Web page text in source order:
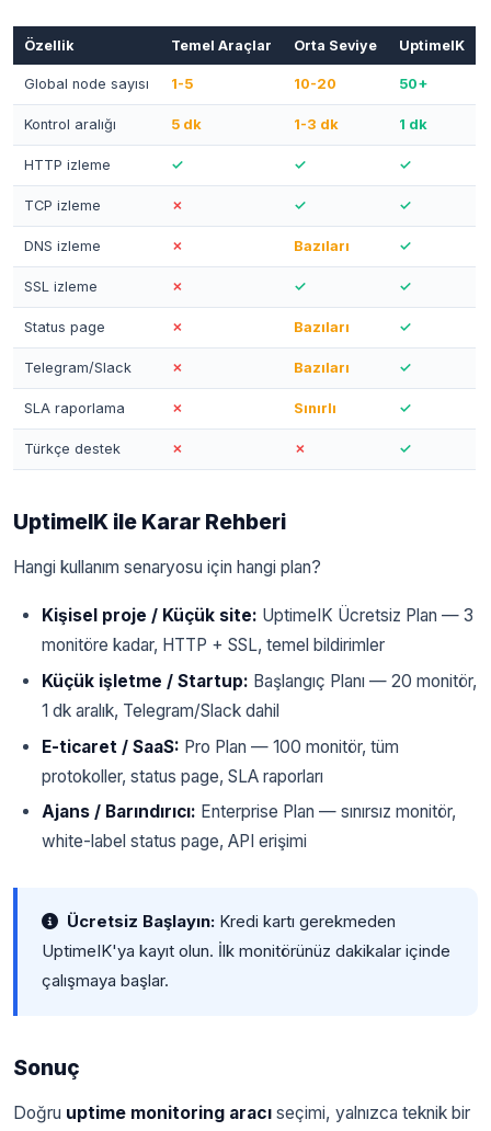
Özellik Temel Araçlar Orta Seviye UptimeIK
Global node sayısı 1-5 10-20 50+
Kontrol aralığı 5 dk 1-3 dk 1 dk
HTTP izleme ✓ ✓ ✓
TCP izleme ✗ ✓ ✓
DNS izleme ✗ Bazıları ✓
SSL izleme ✗ ✓ ✓
Status page ✗ Bazıları ✓
Telegram/Slack ✗ Bazıları ✓
SLA raporlama ✗ Sınırlı ✓
Türkçe destek ✗ ✗ ✓
UptimeIK ile Karar Rehberi
Hangi kullanım senaryosu için hangi plan?
Kişisel proje / Küçük site: UptimeIK Ücretsiz Plan — 3
monitöre kadar, HTTP + SSL, temel bildirimler
Küçük işletme / Startup: Başlangıç Planı — 20 monitör,
1 dk aralık, Telegram/Slack dahil
E-ticaret / SaaS: Pro Plan — 100 monitör, tüm
protokoller, status page, SLA raporları
Ajans / Barındırıcı: Enterprise Plan — sınırsız monitör,
white-label status page, API erişimi
Ücretsiz Başlayın: Kredi kartı gerekmeden
UptimeIK'ya kayıt olun. İlk monitörünüz dakikalar içinde
çalışmaya başlar.
Sonuç
Doğru uptime monitoring aracı seçimi, yalnızca teknik bir